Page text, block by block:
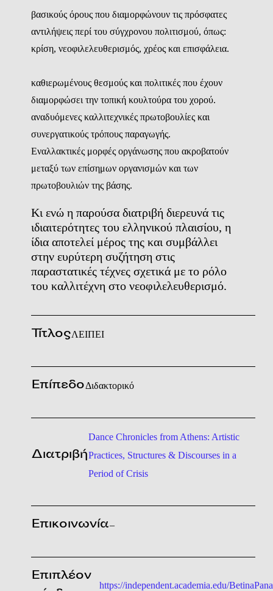
βασικούς όρους που διαμορφώνουν τις πρόσφατες
αντιλήψεις περί του σύγχρονου πολιτισμού, όπως:
κρίση, νεοφιλελευθερισμός, χρέος και επισφάλεια.
καθιερωμένους θεσμούς και πολιτικές που έχουν
διαμορφώσει την τοπική κουλτούρα του χορού.
αναδυόμενες καλλιτεχνικές πρωτοβουλίες και
συνεργατικούς τρόπους παραγωγής.
Εναλλακτικές μορφές οργάνωσης που ακροβατούν
μεταξύ των επίσημων οργανισμών και των
πρωτοβουλιών της βάσης.
Κι ενώ η παρούσα διατριβή διερευνά τις
ιδιαιτερότητες του ελληνικού πλαισίου, η
ίδια αποτελεί μέρος της και συμβάλλει
στην ευρύτερη συζήτηση στις
παραστατικές τέχνες σχετικά με το ρόλο
του καλλιτέχνη στο νεοφιλελευθερισμό.
ΤίτλοςΛΕΙΠΕΙ
ΕπίπεδοΔιδακτορικό
Διατριβή
Dance Chronicles from Athens: Artistic
Practices, Structures & Discourses in a
Period of Crisis
Επικοινωνία–
Επιπλέον
https://independent.academia.edu/